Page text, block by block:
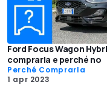
Ford Focus Wagon
comprarla e perché no
Perché Comprarla
1 apr 2023